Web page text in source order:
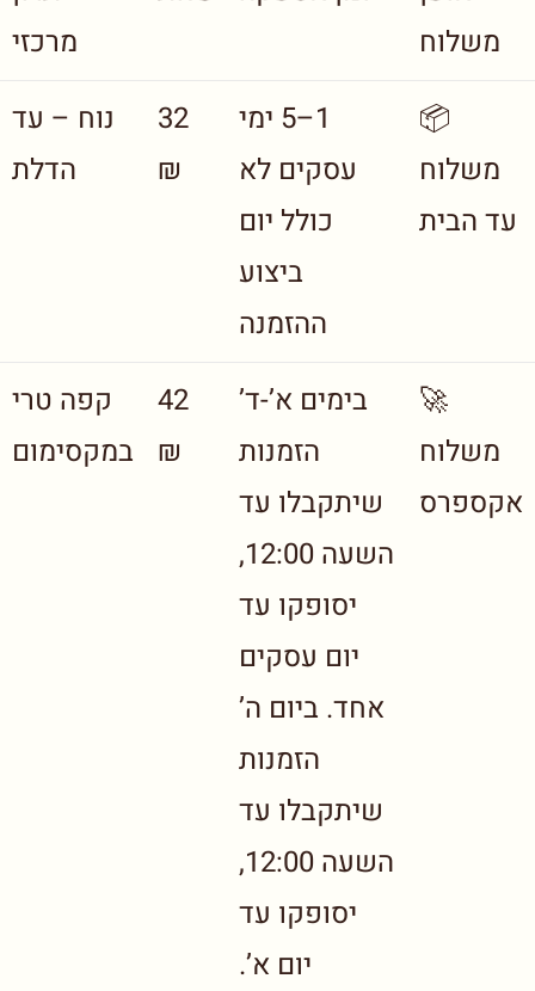
משלוח
מרכזי
📦
משלוח
עד הבית
1–5 ימי
עסקים לא
כולל יום
ביצוע
ההזמנה
32
₪
נוח – עד
הדלת
🚀
משלוח
אקספרס
בימים א’-ד’
הזמנות
שיתקבלו עד
השעה 12:00,
יסופקו עד
יום עסקים
אחד. ביום ה’
הזמנות
שיתקבלו עד
השעה 12:00,
יסופקו עד
יום א’.
42
₪
קפה טרי
במקסימום